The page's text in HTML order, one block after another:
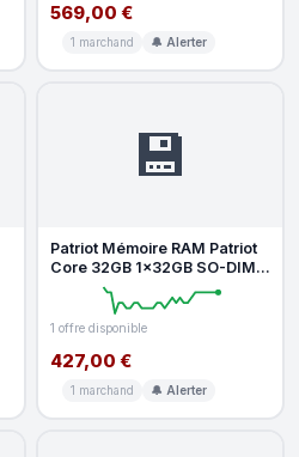
569,00 €
1 marchand 🔔 Alerter
💾
Patriot Mémoire RAM Patriot
Core 32GB 1x32GB SO-DIMM
DDR5 5600MHz CL46
Dissipate
1 offre disponible
427,00 €
1 marchand 🔔 Alerter